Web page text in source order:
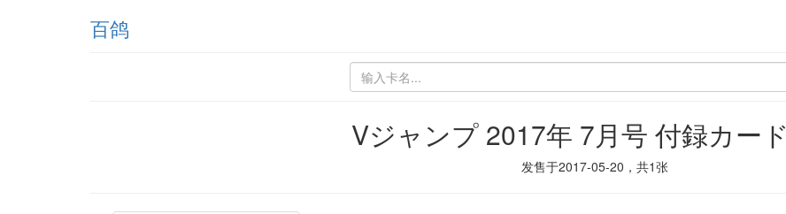
百鸽
Vジャンプ 2017年 7月号 付録カード
发售于2017-05-20 ，共1张